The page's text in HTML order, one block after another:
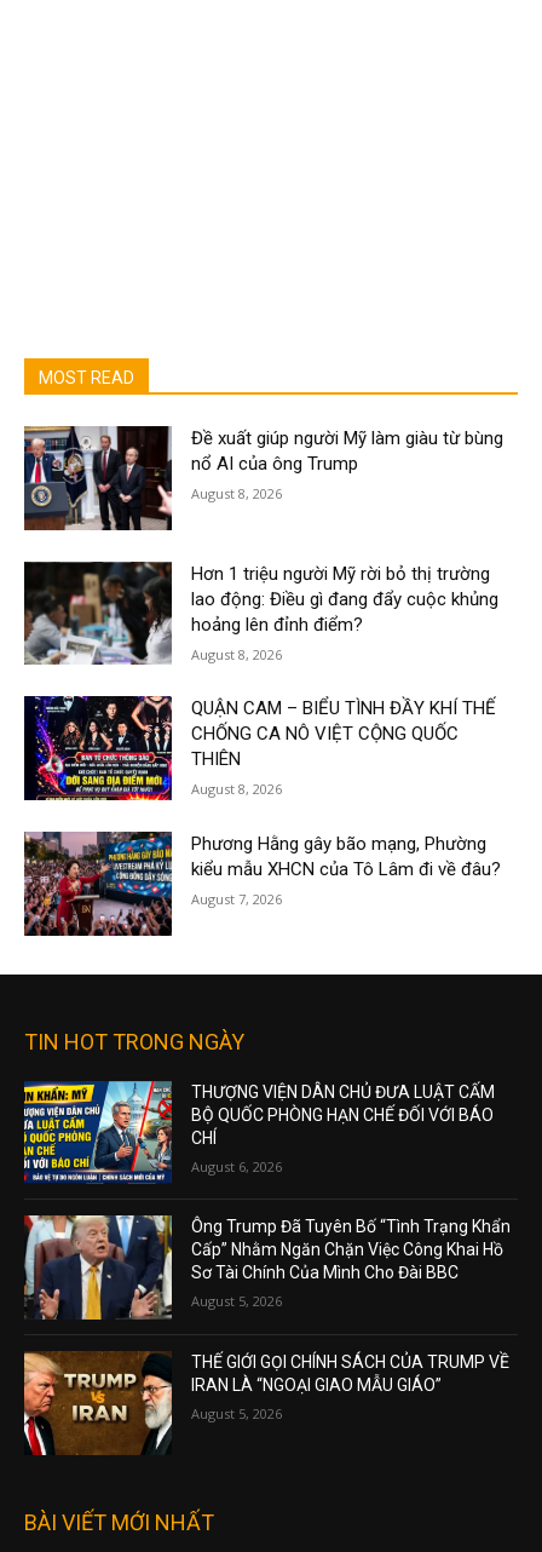
MOST READ
Đề xuất giúp người Mỹ làm giàu từ bùng
nổ AI của ông Trump
August 8, 2026
Hơn 1 triệu người Mỹ rời bỏ thị trường
lao động: Điều gì đang đẩy cuộc khủng
hoảng lên đỉnh điểm?
August 8, 2026
QUẬN CAM – BIỂU TÌNH ĐẦY KHÍ THẾ
CHỐNG CA NÔ VIỆT CỘNG QUỐC
THIÊN
August 8, 2026
Phương Hằng gây bão mạng, Phường
kiểu mẫu XHCN của Tô Lâm đi về đâu?
August 7, 2026
TIN HOT TRONG NGÀY
THƯỢNG VIỆN DÂN CHỦ ĐƯA LUẬT CẤM
BỘ QUỐC PHÒNG HẠN CHẾ ĐỐI VỚI BÁO
CHÍ
August 6, 2026
Ông Trump Đã Tuyên Bố “Tình Trạng Khẩn
Cấp” Nhằm Ngăn Chặn Việc Công Khai Hồ
Sơ Tài Chính Của Mình Cho Đài BBC
August 5, 2026
THẾ GIỚI GỌI CHÍNH SÁCH CỦA TRUMP VỀ
IRAN LÀ “NGOẠI GIAO MẪU GIÁO”
August 5, 2026
BÀI VIẾT MỚI NHẤT